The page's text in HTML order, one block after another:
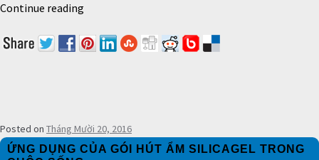
Continue reading
Posted on Tháng Mười 20, 2016
ỨNG DỤNG CỦA GÓI HÚT ẨM SILICAGEL TRONG